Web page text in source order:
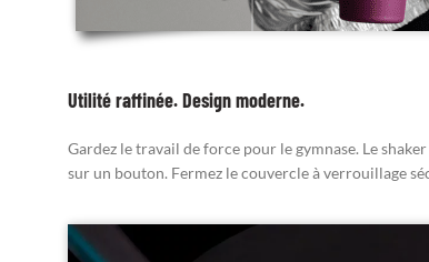
Utilité raffinée. Design moderne.
Gardez le travail de force pour le gymnase. Le
sur un bouton. Fermez le couvercle à verrouillage